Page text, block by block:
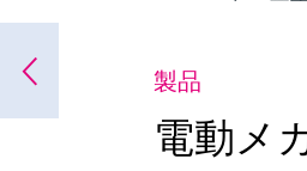
製品
電動メ